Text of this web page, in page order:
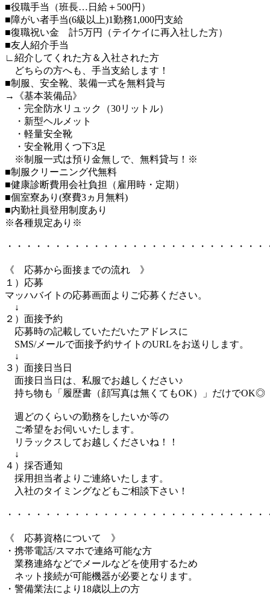
■役職手当（班長…日給＋500円）
■障がい者手当(6級以上)1勤務1,000円支給
■復職祝い金 計5万円（テイケイに再入社した方）
■友人紹介手当
∟紹介してくれた方＆入社された方
どちらの方へも、手当支給します！
■制服、安全靴、装備一式を無料貸与
→《基本装備品》
・完全防水リュック（30リットル）
・新型ヘルメット
・軽量安全靴
・安全靴用くつ下3足
※制服一式は預り金無しで、無料貸与！※
■制服クリーニング代無料
■健康診断費用会社負担（雇用時・定期）
■個室寮あり(寮費3ヵ月無料)
■内勤社員登用制度あり
※各種規定あり※
・・・・・・・・・・・・・・・・・・・・・・・・・・・
《 応募から面接までの流れ 》
１）応募
マッハバイトの応募画面よりご応募ください。
↓
２）面接予約
応募時の記載していただいたアドレスに
SMS/メールで面接予約サイトのURLをお送りします。
↓
３）面接日当日
面接日当日は、私服でお越しください♪
持ち物も「履歴書（顔写真は無くてもOK）」だけでOK◎
週どのくらいの勤務をしたいか等の
ご希望をお伺いいたします。
リラックスしてお越しくださいね！！
↓
４）採否通知
採用担当者よりご連絡いたします。
入社のタイミングなどもご相談下さい！
・・・・・・・・・・・・・・・・・・・・・・・・・・・
《 応募資格について 》
・携帯電話/スマホで連絡可能な方
業務連絡などでメールなどを使用するため
ネット接続が可能機器が必要となります。
・警備業法により18歳以上の方